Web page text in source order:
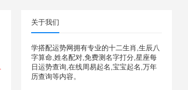
关于我们
学搭配运势网拥有专业的十二生肖,生辰八
字算命,姓名配对,免费测名字打分,星座每
日运势查询,在线周易起名,宝宝起名,万年
历查询等内容。